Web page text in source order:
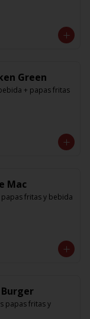
Green
+ papas fritas
Mac
fritas y bebida
papas fritas y